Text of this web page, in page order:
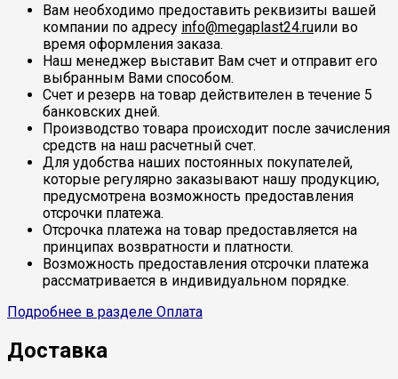
Вам необходимо предоставить реквизиты вашей
компании по адресу info@megaplast24.ruили во
время оформления заказа.
Наш менеджер выставит Вам счет и отправит его
выбранным Вами способом.
Счет и резерв на товар действителен в течение 5
банковских дней.
Производство товара происходит после зачисления
средств на наш расчетный счет.
Для удобства наших постоянных покупателей,
которые регулярно заказывают нашу продукцию,
предусмотрена возможность предоставления
отсрочки платежа.
Отсрочка платежа на товар предоставляется на
принципах возвратности и платности.
Возможность предоставления отсрочки платежа
рассматривается в индивидуальном порядке.
Подробнее в разделе Оплата
Доставка